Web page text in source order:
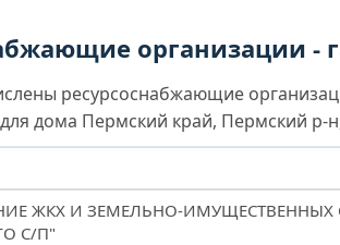
организации -
ресурсоснабжающие
дома Пермский край, Пермский р-
ЖКХ И ЗЕМЕЛЬНО-
С/П"